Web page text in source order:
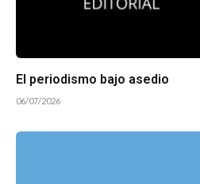
El periodismo bajo asedio
06/07/2026